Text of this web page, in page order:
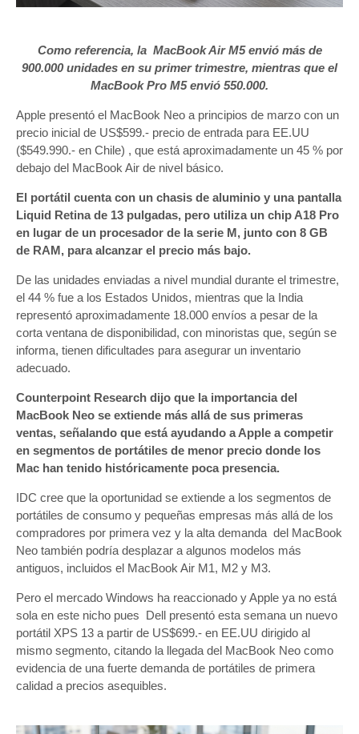
Como referencia, la MacBook Air M5 envió más de
900.000 unidades en su primer trimestre, mientras que el
MacBook Pro M5 envió 550.000.
Apple presentó el MacBook Neo a principios de marzo con un
precio inicial de US$599.- precio de entrada para EE.UU
($549.990.- en Chile) , que está aproximadamente un 45 % por
debajo del MacBook Air de nivel básico.
El portátil cuenta con un chasis de aluminio y una pantalla
Liquid Retina de 13 pulgadas, pero utiliza un chip A18 Pro
en lugar de un procesador de la serie M, junto con 8 GB
de RAM, para alcanzar el precio más bajo.
De las unidades enviadas a nivel mundial durante el trimestre,
el 44 % fue a los Estados Unidos, mientras que la India
representó aproximadamente 18.000 envíos a pesar de la
corta ventana de disponibilidad, con minoristas que, según se
informa, tienen dificultades para asegurar un inventario
adecuado.
Counterpoint Research dijo que la importancia del
MacBook Neo se extiende más allá de sus primeras
ventas, señalando que está ayudando a Apple a competir
en segmentos de portátiles de menor precio donde los
Mac han tenido históricamente poca presencia.
IDC cree que la oportunidad se extiende a los segmentos de
portátiles de consumo y pequeñas empresas más allá de los
compradores por primera vez y la alta demanda del MacBook
Neo también podría desplazar a algunos modelos más
antiguos, incluidos el MacBook Air M1, M2 y M3.
Pero el mercado Windows ha reaccionado y Apple ya no está
sola en este nicho pues Dell presentó esta semana un nuevo
portátil XPS 13 a partir de US$699.- en EE.UU dirigido al
mismo segmento, citando la llegada del MacBook Neo como
evidencia de una fuerte demanda de portátiles de primera
calidad a precios asequibles.